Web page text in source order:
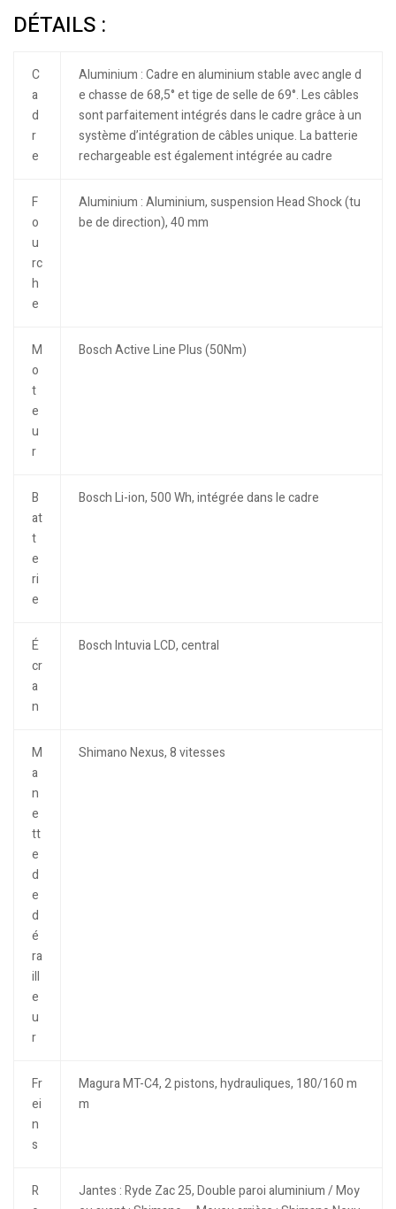
DÉTAILS :
C
a
d
r
e
Aluminium : Cadre en aluminium stable avec angle d
e chasse de 68,5° et tige de selle de 69°. Les câbles
sont parfaitement intégrés dans le cadre grâce à un
système d’intégration de câbles unique. La batterie
rechargeable est également intégrée au cadre
F
o
u
rc
h
e
Aluminium : Aluminium, suspension Head Shock (tu
be de direction), 40 mm
M
o
t
e
u
r
Bosch Active Line Plus (50Nm)
B
at
t
e
ri
e
Bosch Li-ion, 500 Wh, intégrée dans le cadre
É
cr
a
n
Bosch Intuvia LCD, central
M
a
n
e
tt
e
d
e
d
é
ra
ill
e
u
r
Shimano Nexus, 8 vitesses
Fr
ei
n
s
Magura MT-C4, 2 pistons, hydrauliques, 180/160 m
m
R
Jantes : Ryde Zac 25, Double paroi aluminium / Moy